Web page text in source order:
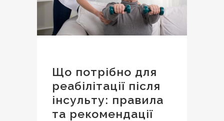
Що потрібно для
реабілітації після
інсульту: правила
та рекомендації